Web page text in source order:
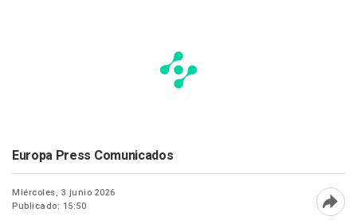
Europa Press Comunicados
Miércoles, 3 junio 2026
Publicado: 15:50